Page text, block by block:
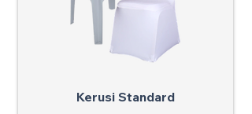
Kerusi Standard